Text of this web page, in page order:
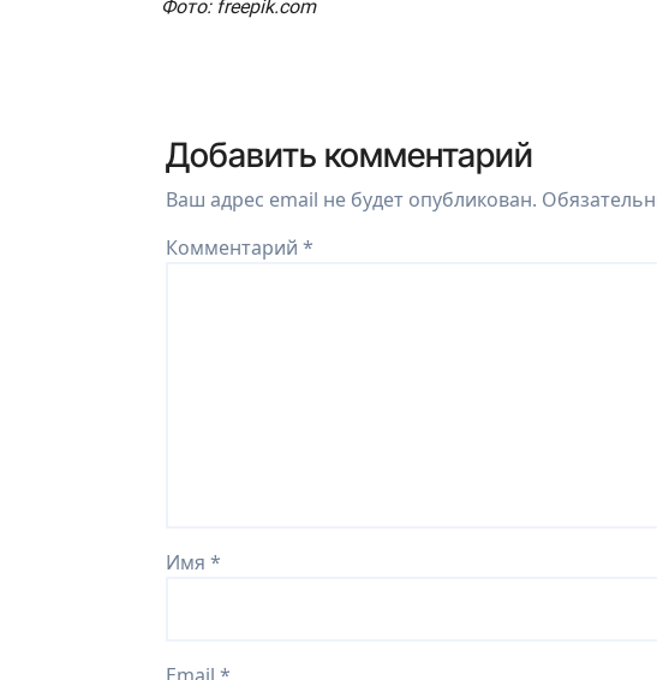
Фото: freepik.com
Добавить комментарий
Ваш адрес email не будет опубликован.
Комментарий *
Имя *